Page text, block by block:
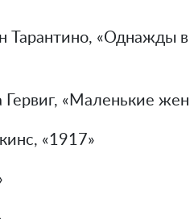
Тарантино, «Однажды в
«Маленькие
«1917»